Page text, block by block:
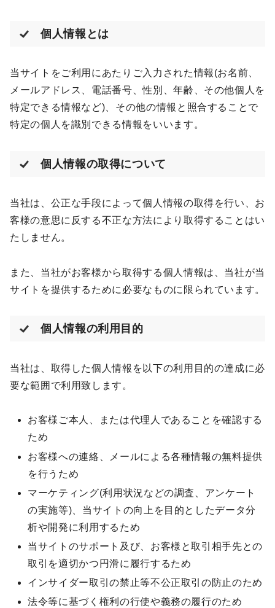
個人情報とは
当サイトをご利用にあたりご入力された情報(お名前、
メールアドレス、電話番号、性別、年齢、その他個人を
特定できる情報など)、その他の情報と照合することで
特定の個人を識別できる情報をいいます。
個人情報の取得について
当社は、公正な手段によって個人情報の取得を行い、お
客様の意思に反する不正な方法により取得することはい
たしません。
また、当社がお客様から取得する個人情報は、当社が当
サイトを提供するために必要なものに限られています。
個人情報の利用目的
当社は、取得した個人情報を以下の利用目的の達成に必
要な範囲で利用致します。
お客様ご本人、または代理人であることを確認する
ため
お客様への連絡、メールによる各種情報の無料提供
を行うため
マーケティング(利用状況などの調査、アンケート
の実施等)、当サイトの向上を目的としたデータ分
析や開発に利用するため
当サイトのサポート及び、お客様と取引相手先との
取引を適切かつ円滑に履行するため
インサイダー取引の禁止等不公正取引の防止のため
法令等に基づく権利の行使や義務の履行のため